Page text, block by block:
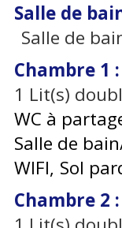
Salle de
Salle de
Chambre 1 :
1 Lit(s)
WC à
Salle de
WIFI Sol
Chambre 2 :